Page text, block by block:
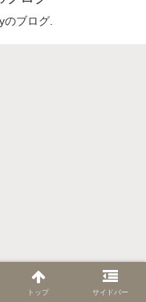
ブログ.
トップ サイドバー